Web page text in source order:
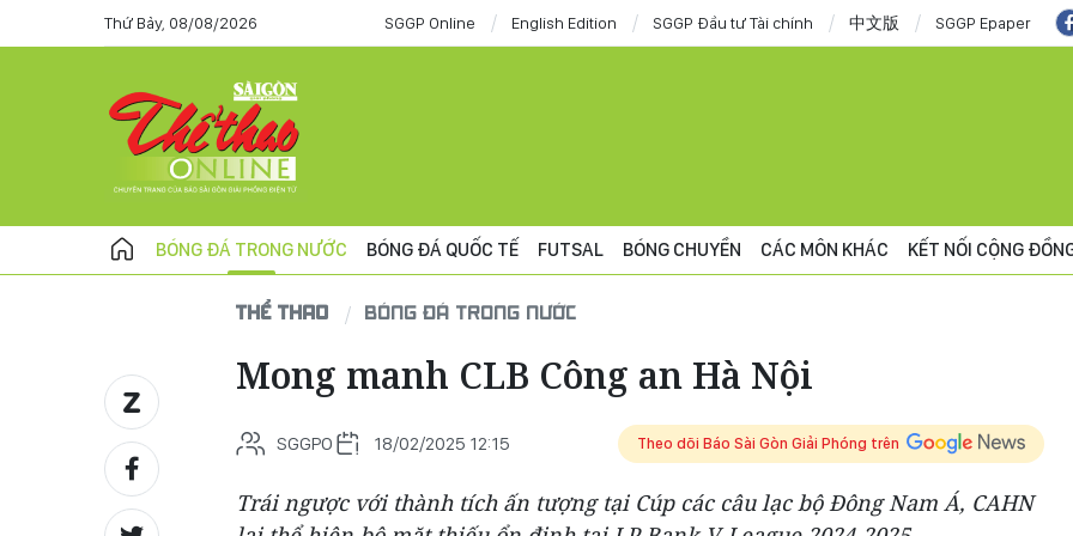
Thứ Bảy, 08/08/2026 SGGP Online English Edition SGGP Đầu tư Tài chính 中文版 SGGP Epaper
BÓNG ĐÁ TRONG NƯỚC BÓNG ĐÁ QUỐC TẾ FUTSAL BÓNG CHUYỀN CÁC MÔN KHÁC KẾT NỐI CỘNG
THỂ THAO BÓNG ĐÁ TRONG NƯỚC
Mong manh CLB Công an Hà Nội
SGGPO 18/02/2025 12:15 Theo dõi Báo Sài Gòn Giải Phóng trên
Trái ngược với thành tích ấn tượng tại Cúp các câu lạc bộ Đông Nam Á, CAHN